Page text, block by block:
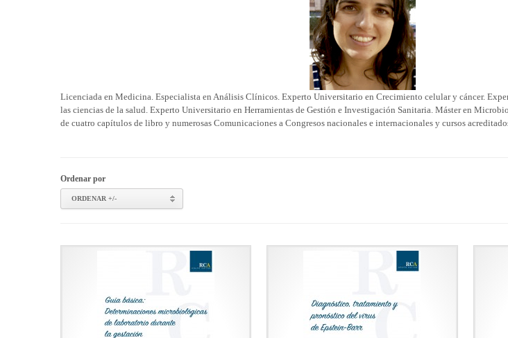
Licenciada en Medicina. Especialista en Análisis Clínicos. Experto Universitario en Crecimiento celular y cáncer.
las ciencias de la salud. Experto Universitario en Herramientas de Gestión e Investigación Sanitaria. Máster en
de cuatro capítulos de libro y numerosas Comunicaciones a Congresos nacionales e internacionales y cursos
Ordenar por
ORDENAR +/-